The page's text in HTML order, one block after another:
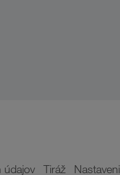
údajov Tiráž